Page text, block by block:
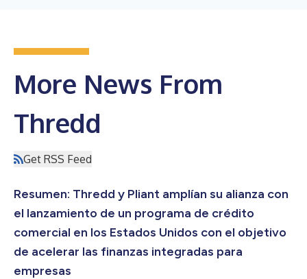
More News From
Thredd
Get RSS Feed
Resumen: Thredd y Pliant amplían su alianza con
el lanzamiento de un programa de crédito
comercial en los Estados Unidos con el objetivo
de acelerar las finanzas integradas para
empresas